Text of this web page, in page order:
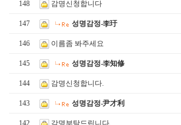
148 감명신청합니다
147 성명감정-李玗
146 이름좀 봐주세요
145 성명감정-李知修
144 감명신청합니다.
143 성명감정-尹才利
142 감명부탁드립니다.